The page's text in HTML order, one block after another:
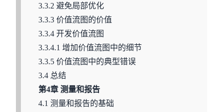
3.3.2 避免局部优化
3.3.3 价值流图的价值
3.3.4 开发价值流图
3.3.4.1 增加价值流图中的细节
3.3.5 价值流图中的典型错误
3.4 总结
第4章 测量和报告
4.1 测量和报告的基础